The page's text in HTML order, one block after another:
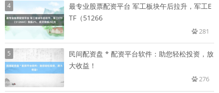
4
最专业股票配资平台 军工板块午后拉升，军工E
TF（51266
281
5
民间配资盘 * 配资平台软件：助您轻松投资，放
大收益！
276